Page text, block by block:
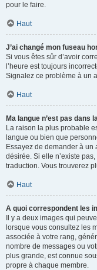
pour le faire.
Haut
J’ai changé mon fuseau
Si vous êtes sûr d’avoir
l’heure est toujours
Signalez ce problème à un
Haut
Ma langue n’est pas dans
La raison la plus probable
langue ou bien que
Essayez de demander à un
désirée. Si elle n’existe
traduction. Vous trouverez
Haut
A quoi correspondent les
Il y a deux images qui
lorsque vous consultez les
associée à votre rang,
nombre de messages ou
plus grande, est connue
propre à chaque membre.